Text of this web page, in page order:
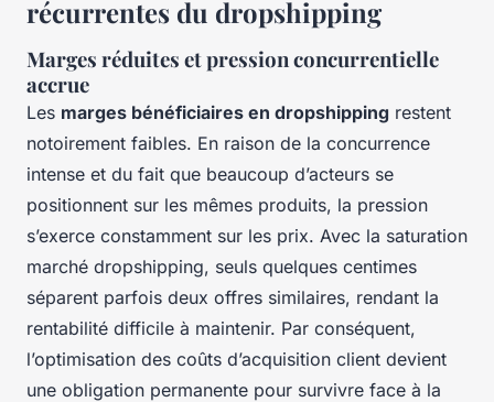
récurrentes du dropshipping
Marges réduites et pression concurrentielle
accrue
Les marges bénéficiaires en dropshipping restent
notoirement faibles. En raison de la concurrence
intense et du fait que beaucoup d’acteurs se
positionnent sur les mêmes produits, la pression
s’exerce constamment sur les prix. Avec la saturation
marché dropshipping, seuls quelques centimes
séparent parfois deux offres similaires, rendant la
rentabilité difficile à maintenir. Par conséquent,
l’optimisation des coûts d’acquisition client devient
une obligation permanente pour survivre face à la